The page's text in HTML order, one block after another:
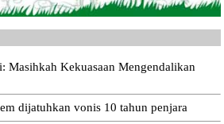
Masihkah Kekuasaan Mengendalikan
dijatuhkan vonis 10 tahun penjara